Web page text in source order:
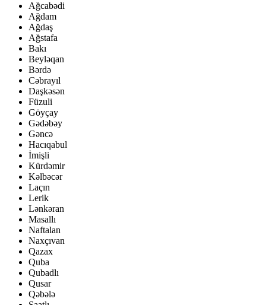
Ağcabədi
Ağdam
Ağdaş
Ağstafa
Bakı
Beyləqan
Bərdə
Cəbrayıl
Daşkəsən
Füzuli
Göyçay
Gədəbəy
Gəncə
Hacıqabul
İmişli
Kürdəmir
Kəlbəcər
Laçın
Lerik
Lənkəran
Masallı
Naftalan
Naxçıvan
Qazax
Quba
Qubadlı
Qusar
Qəbələ